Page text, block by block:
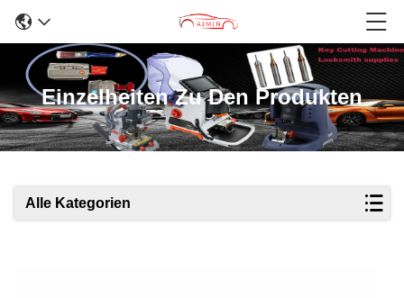
Einzelheiten Zu Den Produkten
Alle Kategorien